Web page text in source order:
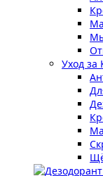
Уход за